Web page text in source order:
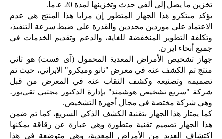
تخزين ما يصل إلى ألفي حدث وتخزينها لمدة 20 عاما.
يؤكد مبتكرو هذا الجهاز المتطور إن مزايا هذا المنتج هي عدم
الاعتماد على موردين محددين والقدرة على ضبط سرعة التنفيذ،
وتكلفة التطوير المنخفضة للغاية، والدعم وتقديم الخدمات في
جميع أنحاء ايران.
جهاز تشخيص الأمراض المعدية المحمول (آی فست) هو ثاني
منتج تم الكشف عنه في معرض "نانو وميكرو" الايراني، حيث تم
تصميمه وتصنيعه وكشف النقاب عنه في المعرض من قبل
شركة "سریع تشخیص هوشمند" بإدارة الدكتور مجتبي تقی‌بور،
وهي شركة مختصة في مجال أجهزة التشخيص.
كما يمتاز هذا الجهاز بتقنية الكشف الذكي السريع، كما تم ضمن
هذا الجهاز تصميم تقنية متطورة وهي عبارة عن رقاقة يمكنها
اكتشاف العديد من الأمراض المعدية، وهي متوضعة في هذا